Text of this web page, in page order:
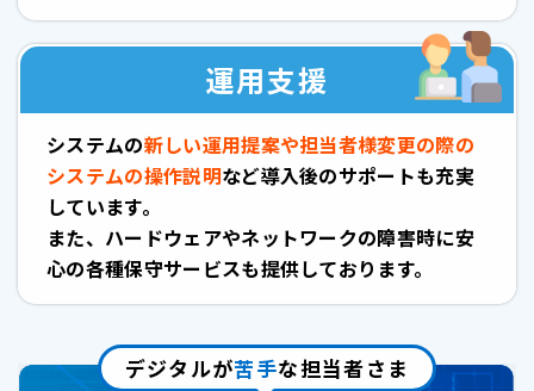
運用支援
システムの新しい運用提案や担当者様変更の際の
システムの操作説明など導入後のサポートも充実
しています。
また、ハードウェアやネットワークの障害時に安
心の各種保守サービスも提供しております。
デジタルが苦手な担当者さま